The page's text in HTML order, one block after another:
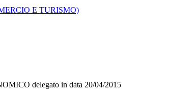
E TURISMO)
delegato in data 20/04/2015